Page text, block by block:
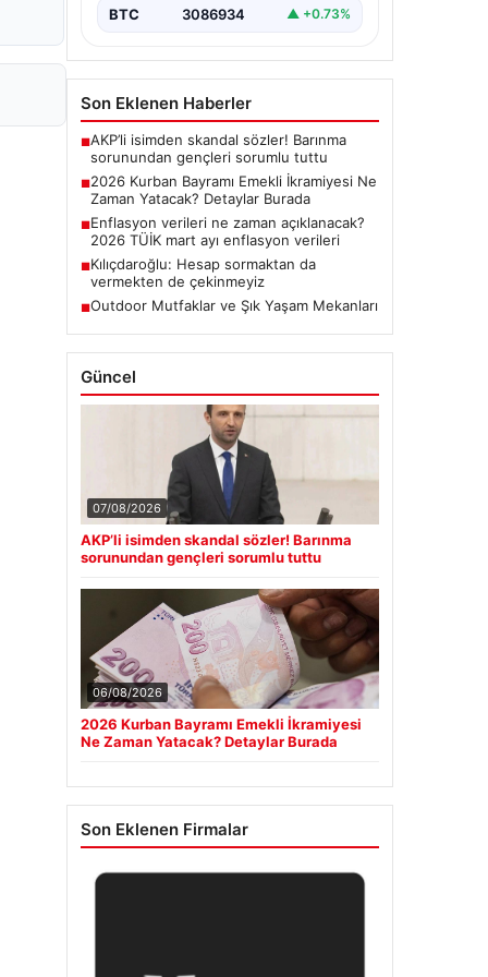
BTC 3086934 ▲ +0.73%
Son Eklenen Haberler
■AKP’li isimden skandal sözler! Barınma
sorunundan gençleri sorumlu tuttu
■2026 Kurban Bayramı Emekli İkramiyesi Ne
Zaman Yatacak? Detaylar Burada
■Enflasyon verileri ne zaman açıklanacak?
2026 TÜİK mart ayı enflasyon verileri
■Kılıçdaroğlu: Hesap sormaktan da
vermekten de çekinmeyiz
■Outdoor Mutfaklar ve Şık Yaşam Mekanları
Güncel
07/08/2026
AKP’li isimden skandal sözler! Barınma
sorunundan gençleri sorumlu tuttu
06/08/2026
2026 Kurban Bayramı Emekli İkramiyesi
Ne Zaman Yatacak? Detaylar Burada
Son Eklenen Firmalar